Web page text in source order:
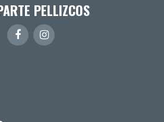
PELLIZCOS